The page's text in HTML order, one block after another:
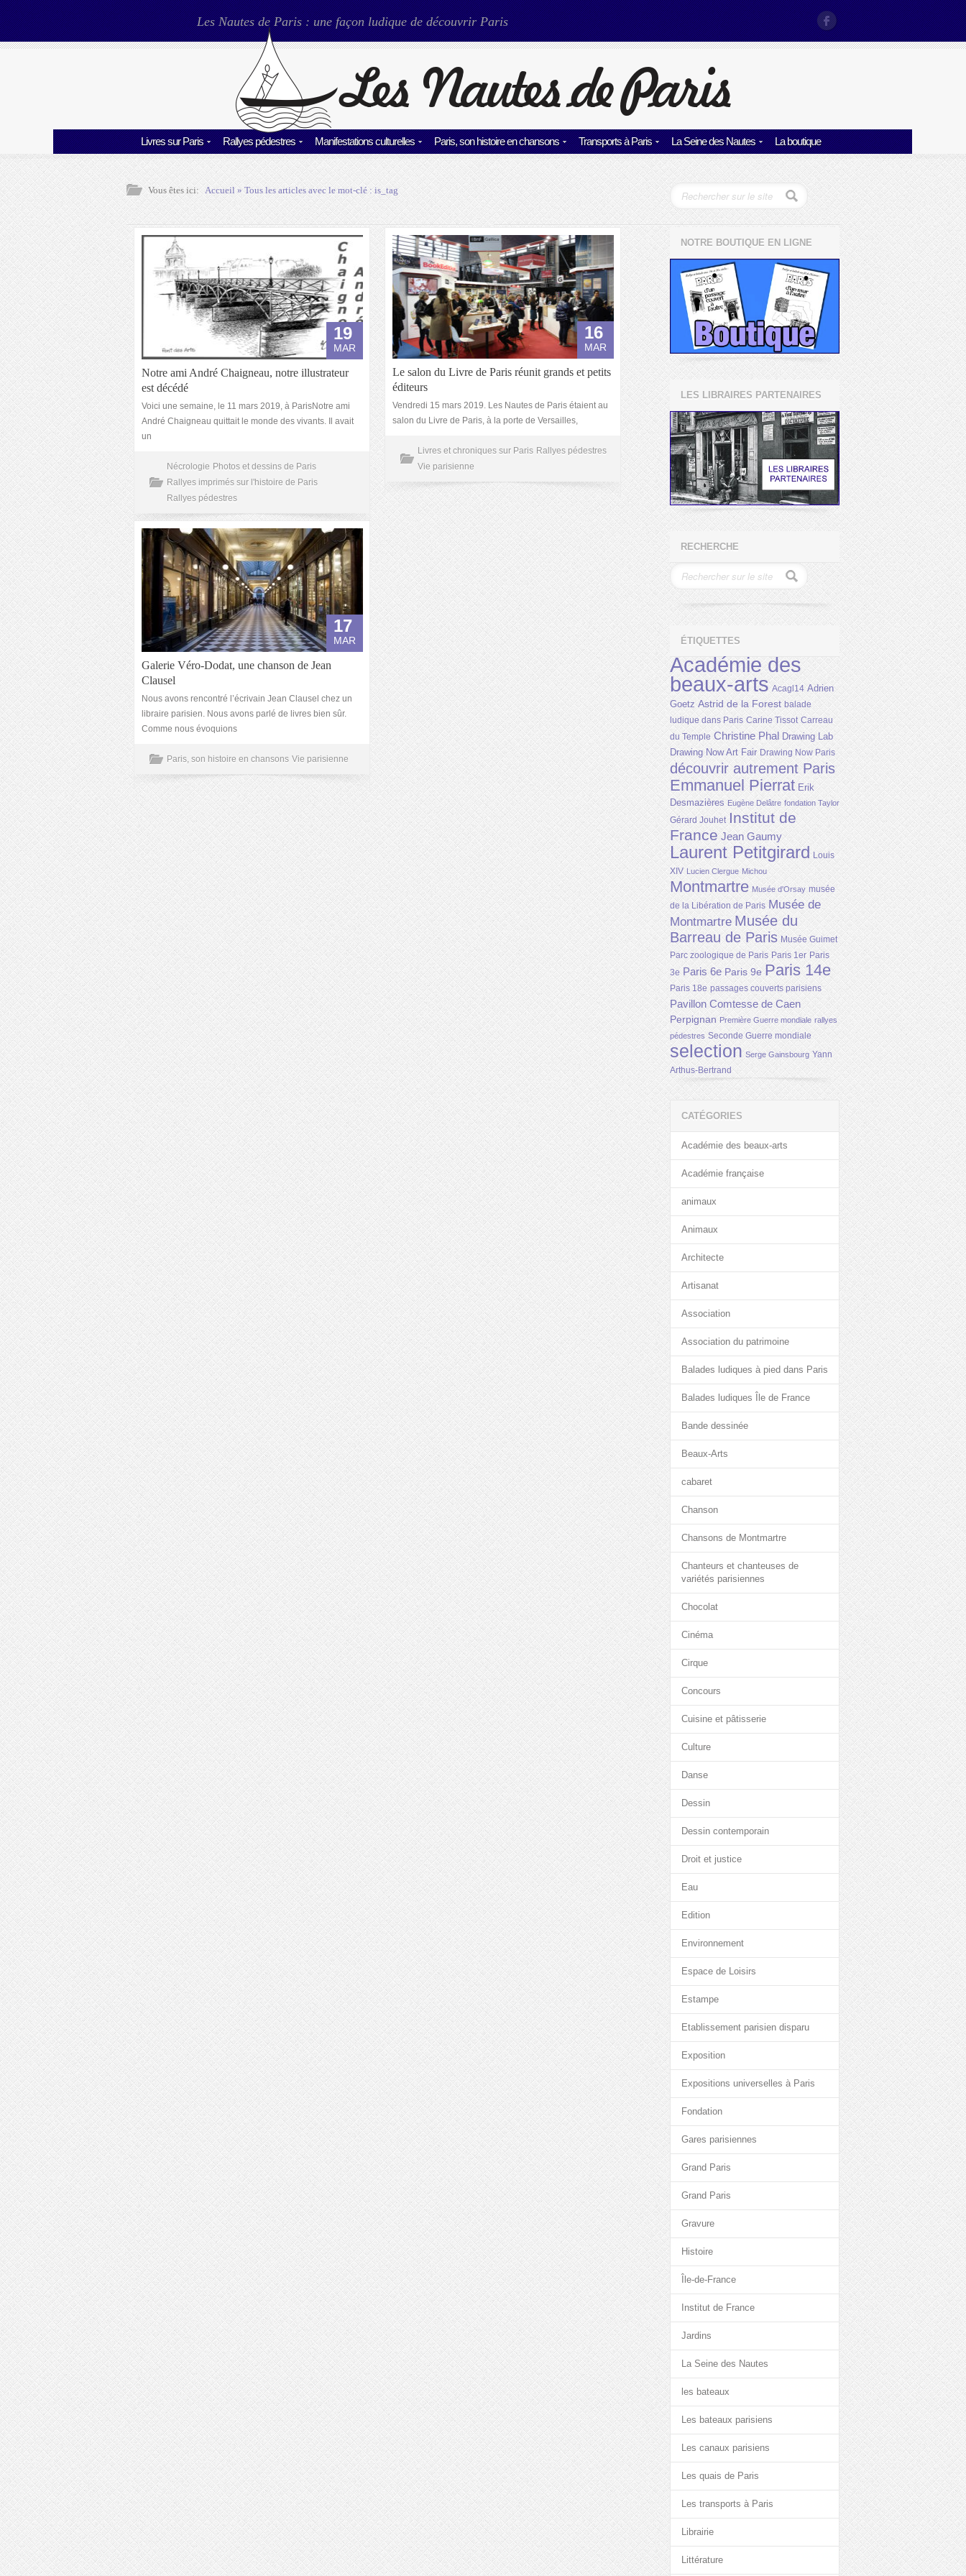
Les Nautes de Paris : une façon ludique de découvrir Paris
Livres sur Paris Rallyes pédestres Manifestations culturelles Paris, son histoire en chansons Transports à Paris La Seine des Nautes La boutique
Vous êtes ici: Accueil» Tous les articles avec le mot-clé :is_tag
19
MAR
Notre ami André Chaigneau, notre illustrateur
est décédé
Voici une semaine, le 11 mars 2019, à ParisNotre ami
André Chaigneau quittait le monde des vivants. Il avait
un
Nécrologie Photos et dessins de Paris
Rallyes imprimés sur l'histoire de Paris
Rallyes pédestres
16
MAR
Le salon du Livre de Paris réunit grands et petits
éditeurs
Vendredi 15 mars 2019. Les Nautes de Paris étaient au
salon du Livre de Paris, à la porte de Versailles,
Livres et chroniques sur Paris Rallyes pédestres
Vie parisienne
17
MAR
Galerie Véro-Dodat, une chanson de Jean
Clausel
Nous avons rencontré l’écrivain Jean Clausel chez un
libraire parisien. Nous avons parlé de livres bien sûr.
Comme nous évoquions
Paris, son histoire en chansons Vie parisienne
NOTRE BOUTIQUE EN LIGNE
LES LIBRAIRES PARTENAIRES
RECHERCHE
ÉTIQUETTES
Académie des
beaux-arts Acagl14 Adrien
Goetz Astrid de la Forest balade
ludique dans Paris Carine Tissot Carreau
du Temple Christine Phal Drawing Lab
Drawing Now Art Fair Drawing Now Paris
découvrir autrement Paris
Emmanuel Pierrat Erik
Desmazières Eugène Delâtre fondation Taylor
Gérard Jouhet Institut de
France Jean Gaumy
Laurent Petitgirard Louis
XIV Lucien Clergue Michou
Montmartre Musée d'Orsay musée
de la Libération de Paris Musée de
Montmartre Musée du
Barreau de Paris Musée Guimet
Parc zoologique de Paris Paris 1er Paris
3e Paris 6e Paris 9e Paris 14e
Paris 18e passages couverts parisiens
Pavillon Comtesse de Caen
Perpignan Première Guerre mondiale rallyes
pédestres Seconde Guerre mondiale
selection Serge Gainsbourg Yann
Arthus-Bertrand
CATÉGORIES
Académie des beaux-arts
Académie française
animaux
Animaux
Architecte
Artisanat
Association
Association du patrimoine
Balades ludiques à pied dans Paris
Balades ludiques Île de France
Bande dessinée
Beaux-Arts
cabaret
Chanson
Chansons de Montmartre
Chanteurs et chanteuses de
variétés parisiennes
Chocolat
Cinéma
Cirque
Concours
Cuisine et pâtisserie
Culture
Danse
Dessin
Dessin contemporain
Droit et justice
Eau
Edition
Environnement
Espace de Loisirs
Estampe
Etablissement parisien disparu
Exposition
Expositions universelles à Paris
Fondation
Gares parisiennes
Grand Paris
Grand Paris
Gravure
Histoire
Île-de-France
Institut de France
Jardins
La Seine des Nautes
les bateaux
Les bateaux parisiens
Les canaux parisiens
Les quais de Paris
Les transports à Paris
Librairie
Littérature